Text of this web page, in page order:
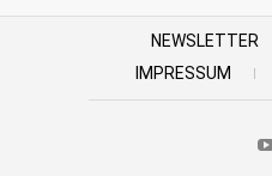
NEWSLETTER
IMPRESSUM